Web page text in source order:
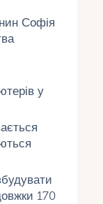
Софія
у
170